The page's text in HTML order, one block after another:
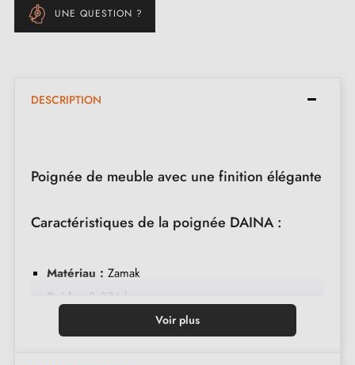
UNE QUESTION ?
DESCRIPTION
Poignée de meuble avec une finition élégante
Caractéristiques de la poignée DAINA :
Matériau : Zamak
Poids :
0,074 kg
Chrome poliVoir plus